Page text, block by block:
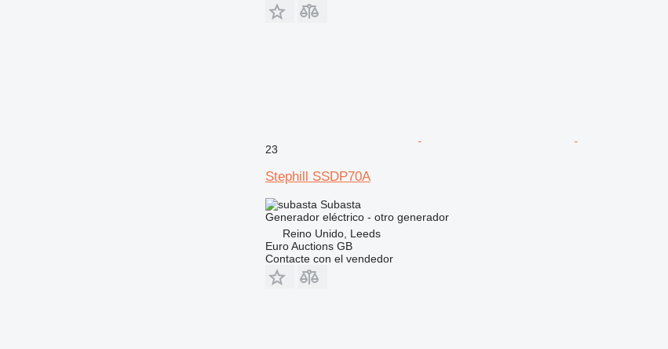
23
Stephill SSDP70A
Subasta
Generador eléctrico - otro generador
Reino Unido, Leeds
Euro Auctions GB
Contacte con el vendedor